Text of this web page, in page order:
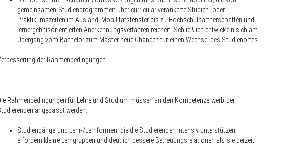
gemeinsamen Studienprogrammen über curricular verankerte Studien- oder
Praktikumszeiten im Ausland, Mobilitätsfenster bis zu Hochschulpartnerschaften und
lernergebnisorientierten Anerkennungsverfahren reichen. Schließlich entwickeln sich am
Übergang vom Bachelor zum Master neue Chancen für einen Wechsel des Studienortes.
der Rahmenbedingungen
Rahmenbedingungen für Lehre und Studium müssen an den Kompetenzerwerb der
angepasst werden:
Studiengänge und Lehr-/Lernformen, die die Studierenden intensiv unterstützen,
erfordern kleine Lerngruppen und deutlich bessere Betreuungsrelationen als sie derzeit